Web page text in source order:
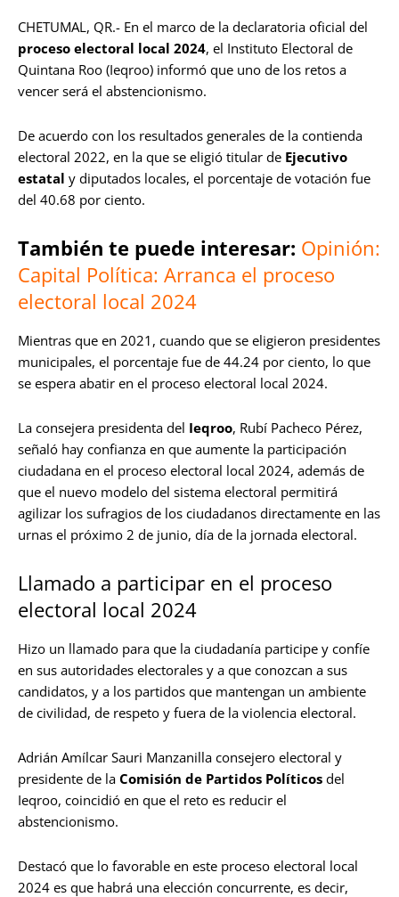
CHETUMAL, QR.- En el marco de la declaratoria oficial del
proceso electoral local 2024, el Instituto Electoral de
Quintana Roo (Ieqroo) informó que uno de los retos a
vencer será el abstencionismo.
De acuerdo con los resultados generales de la contienda
electoral 2022, en la que se eligió titular de Ejecutivo
estatal y diputados locales, el porcentaje de votación fue
del 40.68 por ciento.
También te puede interesar: Opinión:
Capital Política: Arranca el proceso
electoral local 2024
Mientras que en 2021, cuando que se eligieron presidentes
municipales, el porcentaje fue de 44.24 por ciento, lo que
se espera abatir en el proceso electoral local 2024.
La consejera presidenta del Ieqroo, Rubí Pacheco Pérez,
señaló hay confianza en que aumente la participación
ciudadana en el proceso electoral local 2024, además de
que el nuevo modelo del sistema electoral permitirá
agilizar los sufragios de los ciudadanos directamente en las
urnas el próximo 2 de junio, día de la jornada electoral.
Llamado a participar en el proceso
electoral local 2024
Hizo un llamado para que la ciudadanía participe y confíe
en sus autoridades electorales y a que conozcan a sus
candidatos, y a los partidos que mantengan un ambiente
de civilidad, de respeto y fuera de la violencia electoral.
Adrián Amílcar Sauri Manzanilla consejero electoral y
presidente de la Comisión de Partidos Políticos del
Ieqroo, coincidió en que el reto es reducir el
abstencionismo.
Destacó que lo favorable en este proceso electoral local
2024 es que habrá una elección concurrente, es decir,